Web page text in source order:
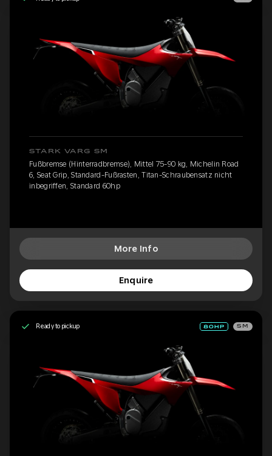
STARK VARG SM
Fußbremse (Hinterradbremse), Mittel 75-90 kg, Michelin Road
6, Seat Grip, Standard-Fußrasten, Titan-Schraubensatz nicht
inbegriffen, Standard 60hp
More Info
Enquire
Ready to pickup SM